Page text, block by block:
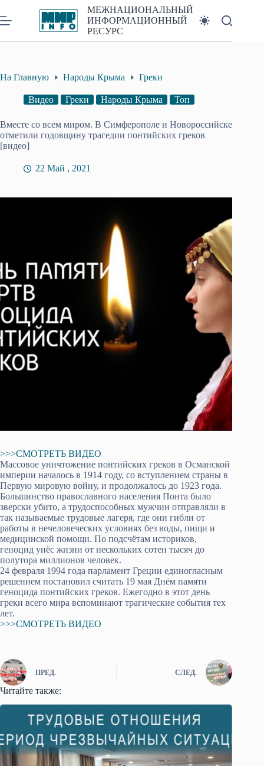
к
сути
МЕЖНАЦИОНАЛЬНЫЙ
ИНФОРМАЦИОННЫЙ
РЕСУРС
На Главную Народы Крыма Греки
Видео Греки Народы Крыма Топ
Вместе со всем миром. В Симферополе и Новороссийске
отметили годовщину трагедии понтийских греков
[видео]
22 Май , 2021
>>>СМОТРЕТЬ ВИДЕО
Массовое уничтожение понтийских греков в Османской
империи началось в 1914 году, со вступлением страны в
Первую мировую войну, и продолжалось до 1923 года.
Большинство православного населения Понта было
зверски убито, а трудоспособных мужчин отправляли в
так называемые трудовые лагеря, где они гибли от
работы в нечеловеческих условиях без воды, пищи и
медицинской помощи. По подсчётам историков,
геноцид унёс жизни от нескольких сотен тысяч до
полутора миллионов человек.
24 февраля 1994 года парламент Греции единогласным
решением постановил считать 19 мая Днём памяти
геноцида понтийских греков. Ежегодно в этот день
греки всего мира вспоминают трагические события тех
лет.
>>>СМОТРЕТЬ ВИДЕО
ПРЕД. СЛЕД.
Читайте также: